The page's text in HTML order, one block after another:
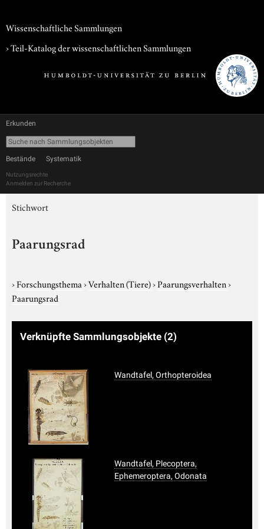
Wissenschaftliche Sammlungen
› Teil-Katalog der wissenschaftlichen Sammlungen
Erkunden
Bestände Systematik
Nutzungsrechte
Anmelden zur Recherche
Stichwort
Paarungsrad
›Forschungsthema›Verhalten (Tiere)›Paarungsverhalten›
Paarungsrad
Verknüpfte Sammlungsobjekte (2)
Wandtafel, Orthopteroidea
Wandtafel, Plecoptera,
Ephemeroptera, Odonata